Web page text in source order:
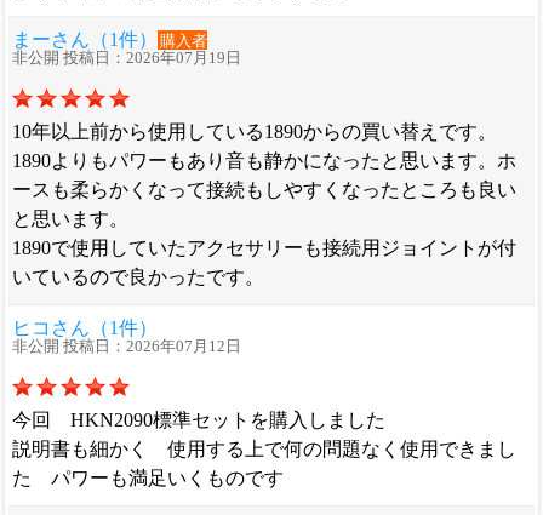
まーさん（1件）
購入者
非公開 投稿日：2026年07月19日
10年以上前から使用している1890からの買い替えです。
1890よりもパワーもあり音も静かになったと思います。ホ
ースも柔らかくなって接続もしやすくなったところも良い
と思います。
1890で使用していたアクセサリーも接続用ジョイントが付
いているので良かったです。
ヒコさん（1件）
非公開 投稿日：2026年07月12日
今回 HKN2090標準セットを購入しました
説明書も細かく 使用する上で何の問題なく使用できまし
た パワーも満足いくものです